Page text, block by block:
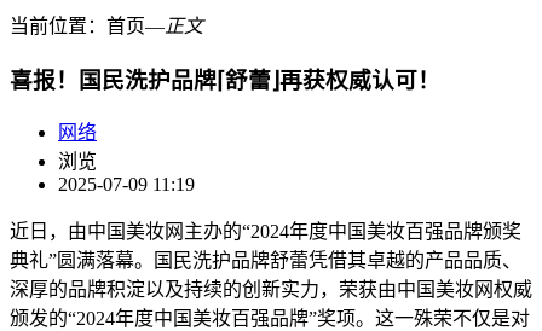
当前位置： 首页―正文
喜报！国民洗护品牌⌈舒蕾⌋再获权威认可！
网络
浏览
2025-07-09 11:19
近日，由中国美妆网主办的“2024年度中国美妆百强品牌颁奖
典礼”圆满落幕。国民洗护品牌舒蕾凭借其卓越的产品品质、
深厚的品牌积淀以及持续的创新实力，荣获由中国美妆网权威
颁发的“2024年度中国美妆百强品牌”奖项。这一殊荣不仅是对